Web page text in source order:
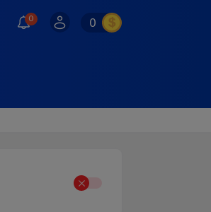
0 0